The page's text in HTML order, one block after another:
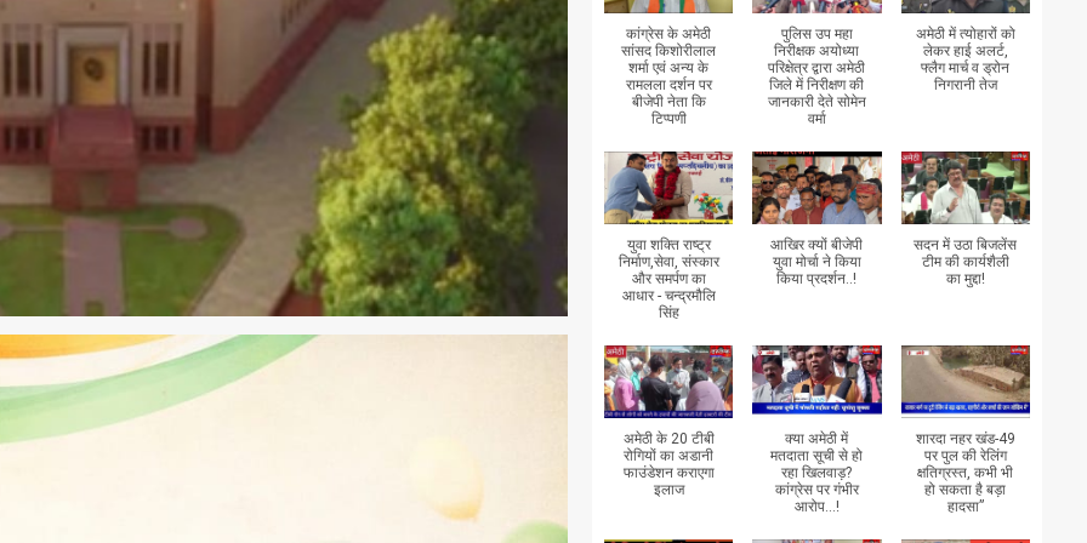
कांग्रेस के अमेठी
सांसद किशोरीलाल
शर्मा एवं अन्य के
रामलला दर्शन पर
बीजेपी नेता कि
टिप्पणी
पुलिस उप महा
निरीक्षक अयोध्या
परिक्षेत्र द्वारा अमेठी
जिले में निरीक्षण की
जानकारी देते सोमेन
वर्मा
अमेठी में त्योहारों को
लेकर हाई अलर्ट,
फ्लैग मार्च व ड्रोन
निगरानी तेज
युवा शक्ति राष्ट्र
निर्माण,सेवा, संस्कार
और समर्पण का
आधार - चन्द्रमौलि
सिंह
आखिर क्यों बीजेपी
युवा मोर्चा ने किया
किया प्रदर्शन..!
सदन में उठा बिजलेंस
टीम की कार्यशैली
का मुद्दा!
अमेठी के 20 टीबी
रोगियों का अडानी
फाउंडेशन कराएगा
इलाज
क्या अमेठी में
मतदाता सूची से हो
रहा खिलवाड़?
कांग्रेस पर गंभीर
आरोप...!
शारदा नहर खंड-49
पर पुल की रेलिंग
क्षतिग्रस्त, कभी भी
हो सकता है बड़ा
हादसा”